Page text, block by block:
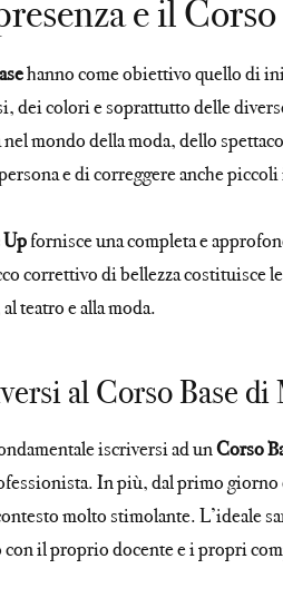
e il
hanno come obiettivo quello di
dei colori e soprattutto delle
nel mondo della moda, dello
e di correggere anche
Upfornisce una completa e
correttivo di bellezza costituisce
teatro e alla moda.
al Corso Base
iscriversi ad unCorso
In più, dal primo giorno
molto stimolante. L’ideale
il proprio docente e i propri